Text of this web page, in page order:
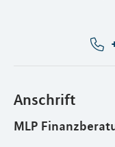
Anschrift
MLP